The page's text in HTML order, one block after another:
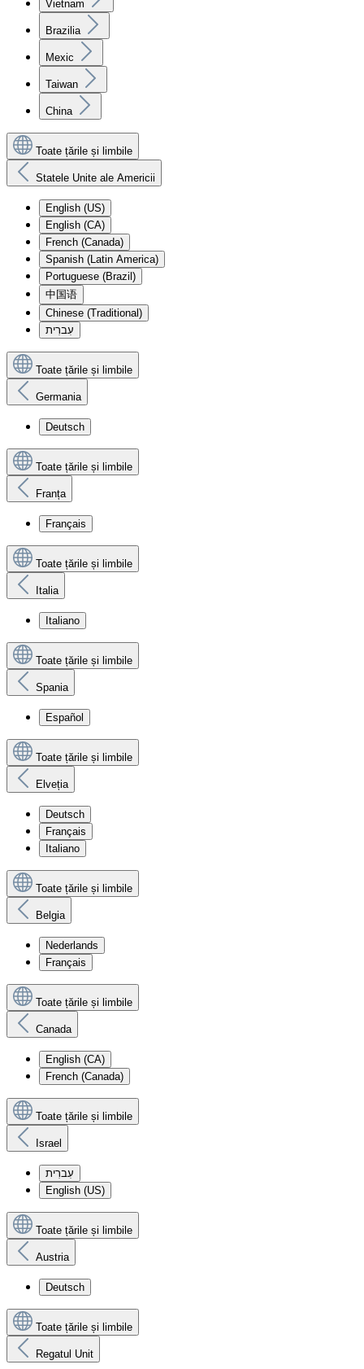
Vietnam
Brazilia
Mexic
Taiwan
China
Toate țările și limbile
Statele Unite ale Americii
English (US)
English (CA)
French (Canada)
Spanish (Latin America)
Portuguese (Brazil)
中国语
Chinese (Traditional)
עִברִית
Toate țările și limbile
Germania
Deutsch
Toate țările și limbile
Franța
Français
Toate țările și limbile
Italia
Italiano
Toate țările și limbile
Spania
Español
Toate țările și limbile
Elveția
Deutsch
Français
Italiano
Toate țările și limbile
Belgia
Nederlands
Français
Toate țările și limbile
Canada
English (CA)
French (Canada)
Toate țările și limbile
Israel
עִברִית
English (US)
Toate țările și limbile
Austria
Deutsch
Toate țările și limbile
Regatul Unit